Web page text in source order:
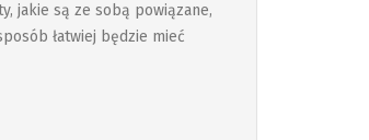
jakie są ze sobą powiązane,
łatwiej będzie mieć